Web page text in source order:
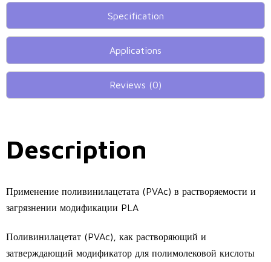
Specification
Applications
Reviews (0)
Description
Применение поливинилацетата (PVAc) в растворяемости и
загрязнении модификации PLA
Поливинилацетат (PVAc), как растворяющий и
затверждающий модификатор для полимолековой кислоты